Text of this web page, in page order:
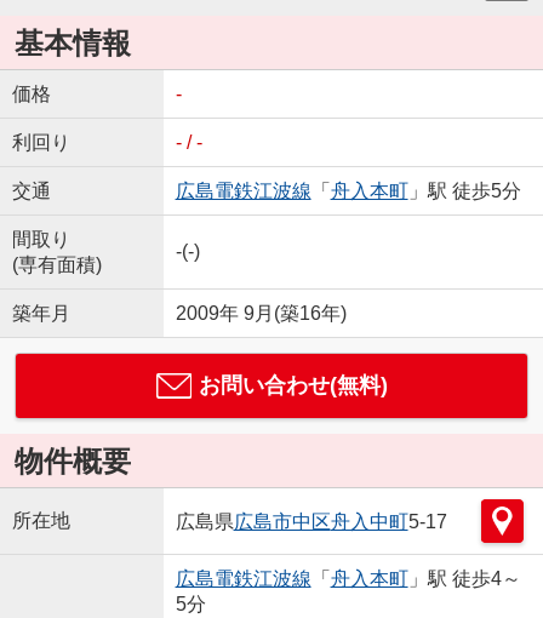
基本情報
価格 -
利回り - / -
交通 広島電鉄江波線 「 舟入本町」駅 徒歩5分
間取り
(専有面積)
-(-)
築年月 2009年 9月(築16年)
お問い合わせ(無料)
物件概要
所在地 広島県広島市中区舟入中町5-17
広島電鉄江波線 「 舟入本町」駅 徒歩4～
5分